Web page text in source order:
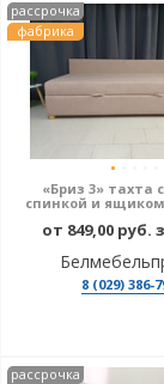
рассрочка
фабрика
«Бриз 3» тахта
спинкой и
от 849,00 руб.
8 (029) 386-
рассрочка